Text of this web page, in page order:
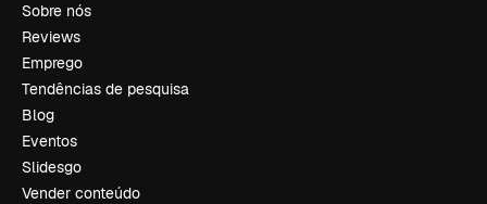
Sobre nós
Reviews
Emprego
Tendências de pesquisa
Blog
Eventos
Slidesgo
Vender conteúdo